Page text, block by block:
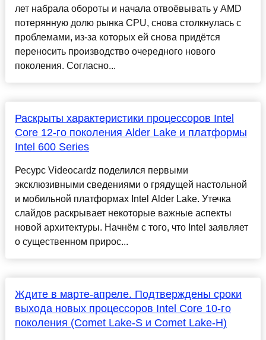
лет набрала обороты и начала отвоёвывать у AMD
потерянную долю рынка CPU, снова столкнулась с
проблемами, из-за которых ей снова придётся
переносить производство очередного нового
поколения. Согласно...
Раскрыты характеристики процессоров Intel
Core 12-го поколения Alder Lake и платформы
Intel 600 Series
Ресурс Videocardz поделился первыми
эксклюзивными сведениями о грядущей настольной
и мобильной платформах Intel Alder Lake. Утечка
слайдов раскрывает некоторые важные аспекты
новой архитектуры. Начнём с того, что Intel заявляет
о существенном прирос...
Ждите в марте-апреле. Подтверждены сроки
выхода новых процессоров Intel Core 10-го
поколения (Comet Lake-S и Comet Lake-H)